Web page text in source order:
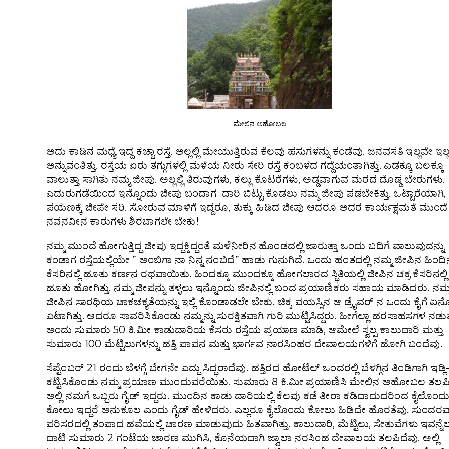
ಮೇಲಿನ ಅಹೋಬಲ
ಅದು ಕಾಡಿನ ಮಧ್ಯೆ ಇದ್ದ ಕಚ್ಚಾ ರಸ್ತೆ. ಅಲ್ಲಲ್ಲಿ ಮೇಯುತ್ತಿರುವ ಕೆಲವು ಹಸುಗಳನ್ನು ಕಂಡೆವು. ಜನವಸತಿ ಇಲ್ಲವೇ ಇಲ್ಲ
ಅನ್ನುವಂತಿತ್ತು. ರಸ್ತೆಯ ಏರು ತಗ್ಗುಗಳಲ್ಲಿ ಮಳೆಯ ನೀರು ಸೇರಿ ರಸ್ತೆ ಕಂಬಳದ ಗದ್ದೆಯಂತಾಗಿತ್ತು. ಎಡಕ್ಕೂ ಬಲಕ್ಕೂ
ವಾಲುತ್ತಾ ಸಾಗಿತು ನಮ್ಮ ಜೀಪು. ಅಲ್ಲಲ್ಲಿ ತಿರುವುಗಳು, ಕಲ್ಲು ಕೊಟರೆಗಳು, ಅಡ್ಡವಾಗುವ ಮರದ ದೊಡ್ಡ ಬೇರುಗಳು.
ಎದುರುಗಡೆಯಿಂದ ಇನ್ನೊಂದು ಜೀಪು ಬಂದಾಗ ದಾರಿ ಬಿಟ್ಟು ಕೊಡಲು ನಮ್ಮ ಜೀಪು ಪಡಬೇಕಿತ್ತು.
ಪಯಣಕ್ಕೆ ಜೀಪೇ ಸರಿ. ಸೋರುವ ಮಾಳಿಗೆ ಇದ್ದರೂ, ತುಕ್ಕು ಹಿಡಿದ ಜೀಪು ಆದರೂ ಅದರ ಕಾರ್ಯಕ್ಷಮತೆ ಮುಂದೆ
ನವನವೀನ ಕಾರುಗಳು ಶಿರಬಾಗಲೇ ಬೇಕು!
ನಮ್ಮ ಮುಂದೆ ಹೋಗುತ್ತಿದ್ದ ಜೀಪು ಇದ್ದಕ್ಕಿದ್ದಂತೆ ಮಳೆನೀರಿನ ಹೊಂಡದಲ್ಲಿ ಜಾರುತ್ತಾ ಒಂದು ಬದಿಗೆ ವಾಲುವುದನ್ನು
ಕಂಡಾಗ ರಸ್ತೆಯಲ್ಲಿಯೇ ” ಅಂಬಿಗಾ ನಾ ನಿನ್ನ ನಂಬಿದೆ” ಹಾಡು ಗುನುಗಿದೆ. ಒಂದು ಹಂತದಲ್ಲಿ ನಮ್ಮ ಜೀಪಿನ
ಕೆಸರಿನಲ್ಲಿ ಹೂತು ಕರ್ಣನ ರಥವಾಯಿತು. ಹಿಂದಕ್ಕೂ ಮುಂದಕ್ಕೂ ಹೋಗಲಾರದ ಸ್ಥಿತಿಯಲ್ಲಿ ಜೀಪಿನ ಚಕ್ರ ಕೆಸರಿನಲ್ಲಿ
ಹೂತು ಹೋಗಿತ್ತು. ನಮ್ಮ ಜೀಪನ್ನು ತಳ್ಳಲು ಇನ್ನೊಂದು ಜೀಪಿನಲ್ಲಿ ಬಂದ ಪ್ರಯಾಣಿಕರು ಸಹಾಯ ಮಾಡಿದರು.
ಜೀಪಿನ ಸಾರಥಿಯ ಚಾಕಚಕ್ಯತೆಯನ್ನು ಇಲ್ಲಿ ಕೊಂಡಾಡಲೇ ಬೇಕು. ಚಿಕ್ಕ ವಯಸ್ಸಿನ ಆ ಡ್ರೈವರ್ ನ ಒಂದು ಕೈಗೆ
ಏಟಾಗಿತ್ತು. ಆದರೂ ಸಾವರಿಸಿಕೊಂಡು ನಮ್ಮನ್ನು ಸುರಕ್ಷಿತವಾಗಿ ಗುರಿ ಮುಟ್ಟಿಸಿದ್ದರು. ಹೀಗೆಲ್ಲಾ ಹರಸಾಹಸಗಳ
ಅಂದು ಸುಮಾರು 50 ಕಿ.ಮೀ ಕಾಡುದಾರಿಯ ಕೆಸರು ರಸ್ತೆಯ ಪ್ರಯಾಣ ಮಾಡಿ, ಆಮೇಲೆ ಸ್ವಲ್ಪ ಕಾಲುದಾರಿ ಮತ್ತು
ಸುಮಾರು 100 ಮೆಟ್ಟಿಲುಗಳನ್ನು ಹತ್ತಿ ಪಾವನ ಮತ್ತು ಭಾರ್ಗವ ನಾರಸಿಂಹರ ದೇವಾಲಯಗಳಿಗೆ ಹೋಗಿ ಬಂದೆವು.
ಸೆಪ್ಟೆಂಬರ್ 21 ರಂದು ಬೆಳಗ್ಗೆ ಬೇಗನೇ ಎದ್ದು ಸಿದ್ಧರಾದೆವು. ಹತ್ತಿರದ ಹೋಟೆಲ್ ಒಂದರಲ್ಲಿ ಬೆಳಗ್ಗಿನ ತಿಂಡಿಗಾಗಿ
ಕಟ್ಟಿಸಿಕೊಂಡು ನಮ್ಮ ಪ್ರಯಾಣ ಮುಂದುವರೆಯಿತು. ಸುಮಾರು 8 ಕಿ.ಮೀ ಪ್ರಯಾಣಿಸಿ ಮೇಲಿನ ಅಹೋಬಲ
ಅಲ್ಲಿ ನಮಗೆ ಒಬ್ಬರು ಗೈಡ್ ಇದ್ದರು. ಮುಂದಿನ ಕಾಡು ದಾರಿಯಲ್ಲಿ ಕೆಲವು ಕಡೆ ತೀರಾ ಕಡಿದಾದುದರಿಂದ ಕೈಲೊಂದು
ಕೋಲು ಇದ್ದರೆ ಅನುಕೂಲ ಎಂದು ಗೈಡ್ ಹೇಳಿದರು. ಎಲ್ಲರೂ ಕೈಲೊಂದು ಕೋಲು ಹಿಡಿದೇ ಹೊರತೆವು.
ಪರಿಸರದಲ್ಲಿ ತಂಪಾದ ಹವೆಯಲ್ಲಿ ಚಾರಣ ಮಾಡುವುದು ಹಿತವಾಗಿತ್ತು. ಕಾಲುದಾರಿ, ಮೆಟ್ಟಿಲು, ಸೇತುವೆಗಳು
ದಾಟಿ ಸುಮಾರು 2 ಗಂಟೆಯ ಚಾರಣ ಮುಗಿಸಿ, ಕೊನೆಯದಾಗಿ ಜ್ವಾಲಾ ನರಸಿಂಹ ದೇವಾಲಯ ತಲಪಿದೆವು. ಅಲ್ಲಿ